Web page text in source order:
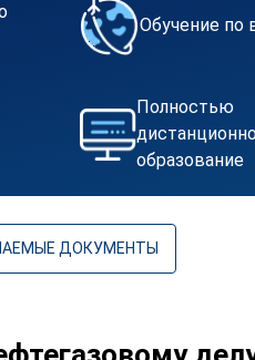
Обучение по
Полностью
образование
ДОКУМЕНТЫ